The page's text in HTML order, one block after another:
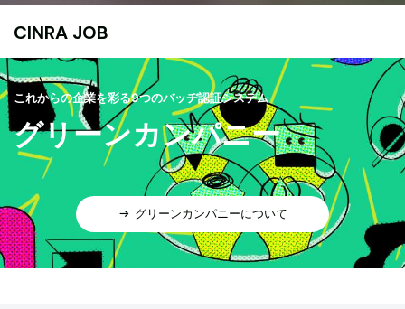
CINRA JOB
これからの企業を彩る9つのバッヂ認証システム
グリーンカンパニー
グリーンカンパニーについて